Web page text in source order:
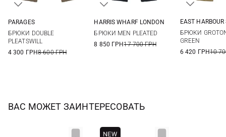
36
PARAGES
БРЮКИ DOUBLE
PLEATSWILL
4 300 ГРН8 600 ГРН
HARRIS WHARF LONDON
БРЮКИ MEN PLEATED
8 850 ГРН17 700 ГРН
54
EAST HARBOUR
БРЮКИ
GREEN
6 420 ГРН10
ВАС МОЖЕТ ЗАИНТЕРЕСОВАТЬ